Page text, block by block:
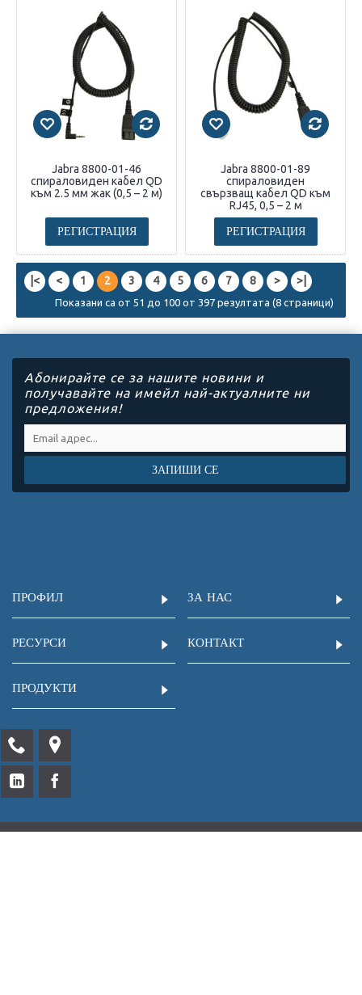
Jabra 8800-01-46
спираловиден кабел QD
към 2.5 мм жак (0,5 – 2 м)
РЕГИСТРАЦИЯ
Jabra 8800-01-89
спираловиден
свързващ кабел QD към
RJ45, 0,5 – 2 м
РЕГИСТРАЦИЯ
|< < 1 2 3 4 5 6 7 8 > >|
Показани са от 51 до 100 от 397 резултата (8 страници)
Абонирайте се за нашите новини и
получавайте на имейл най-актуалните ни
предложения!
ЗАПИШИ СЕ
ПРОФИЛ ЗА НАС
РЕСУРСИ КОНТАКТ
ПРОДУКТИ